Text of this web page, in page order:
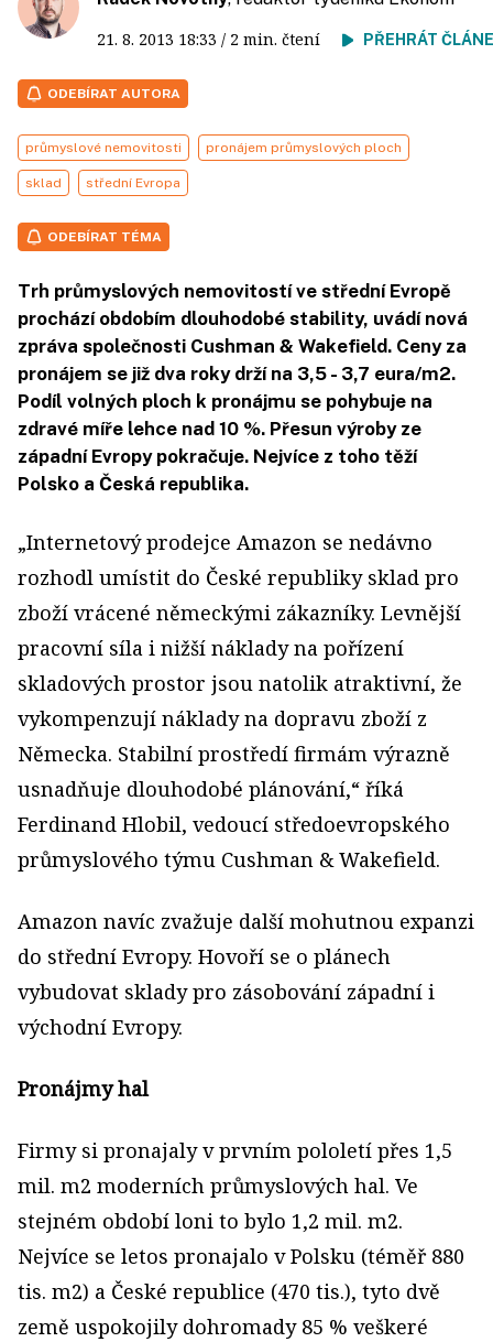
21. 8. 2013 18:33 / 2 min. čtení PŘEHRÁT
ODEBÍRAT AUTORA
průmyslové nemovitosti pronájem průmyslových ploch
sklad střední Evropa
ODEBÍRAT TÉMA
Trh průmyslových nemovitostí ve střední Evropě
prochází obdobím dlouhodobé stability, uvádí nová
zpráva společnosti Cushman & Wakefield. Ceny za
pronájem se již dva roky drží na 3,5 - 3,7 eura/m2.
Podíl volných ploch k pronájmu se pohybuje na
zdravé míře lehce nad 10 %. Přesun výroby ze
západní Evropy pokračuje. Nejvíce z toho těží
Polsko a Česká republika.
„Internetový prodejce Amazon se nedávno
rozhodl umístit do České republiky sklad pro
zboží vrácené německými zákazníky. Levnější
pracovní síla i nižší náklady na pořízení
skladových prostor jsou natolik atraktivní, že
vykompenzují náklady na dopravu zboží z
Německa. Stabilní prostředí firmám výrazně
usnadňuje dlouhodobé plánování,“ říká
Ferdinand Hlobil, vedoucí středoevropského
průmyslového týmu Cushman & Wakefield.
Amazon navíc zvažuje další mohutnou expanzi
do střední Evropy. Hovoří se o plánech
vybudovat sklady pro zásobování západní i
východní Evropy.
Pronájmy hal
Firmy si pronajaly v prvním pololetí přes 1,5
mil. m2 moderních průmyslových hal. Ve
stejném období loni to bylo 1,2 mil. m2.
Nejvíce se letos pronajalo v Polsku (téměř 880
tis. m2) a České republice (470 tis.), tyto dvě
země uspokojily dohromady 85 % veškeré